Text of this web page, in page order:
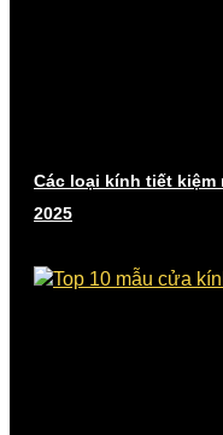
Các loại kính tiết
2025